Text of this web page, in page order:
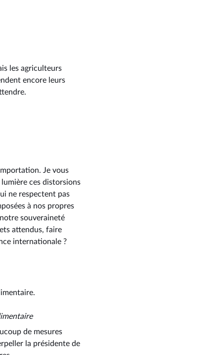
les agriculteurs
encore leurs
Je vous
ces distorsions
ne respectent pas
à nos propres
souveraineté
attendus, faire
internationale ?
de mesures
la présidente de